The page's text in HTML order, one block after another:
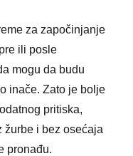
za započinjanje
ili posle
mogu da budu
inače. Zato je bolje
pritiska,
žurbe i bez osećaja
pronađu.